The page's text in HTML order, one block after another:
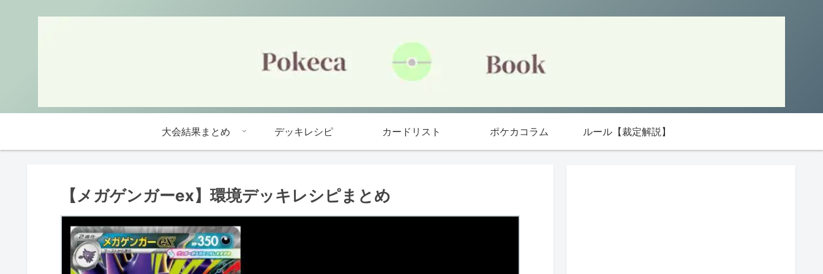
大会結果まとめ デッキレシピ カードリスト ポケカコラム ルール【裁定解説】
【メガゲンガーex】環境デッキレシピまとめ